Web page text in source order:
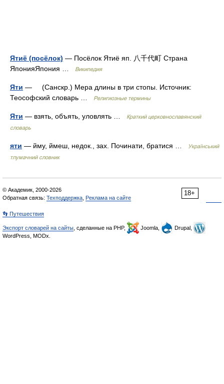
Ятиё (посёлок) — Посёлок Ятиё яп. 八千代町 Страна
ЯпонияЯпония …
Википедия
Яти — (Санскр.) Мера длины в три стопы. Источник:
Теософский словарь …
Религиозные термины
Яти — взять, объять, уловлять …
Краткий церковнославянский
словарь
яти — йму, ймеш, недок., зах. Починати, братися …
Український
тлумачний словник
18+
© Академик, 2000-2026
Обратная связь: Техподдержка Реклама на сайте
👣 Путешествия
Экспорт словарей на сайты , сделанные на PHP, Joomla,
Drupal,
WordPress, MODx.